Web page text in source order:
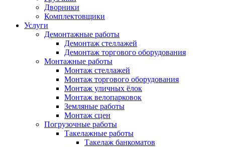
Дворники
Комплектовщики
Услуги
Демонтажные работы
Демонтаж стеллажей
Демонтаж торгового оборудования
Монтажные работы
Монтаж стеллажей
Монтаж торгового оборудования
Монтаж уличных ёлок
Монтаж велопарковок
Земляные работы
Монтаж сцен
Погрузочные работы
Такелажные работы
Такелаж банкоматов